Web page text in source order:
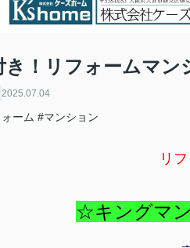
き！リフォームマ
2025.07.04
ーム #マンション
リ
☆キングマ